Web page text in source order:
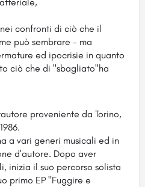
confronti di ciò che il
può sembrare - ma
ed ipocrisie in quanto
ciò che di "sbagliato"ha
proveniente da Torino,
a vari generi musicali ed in
d'autore. Dopo aver
inizia il suo percorso solista
primo EP "Fuggire e